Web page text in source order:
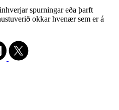
spurningar eða þarft
okkar hvenær sem er á